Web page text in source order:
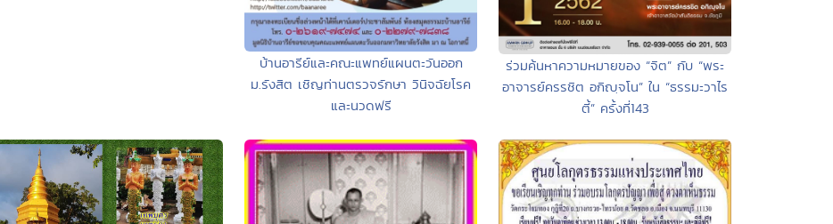
บ้านอารีย์และคณะแพทย์แผนตะวันออก
ม.รังสิต เชิญท่านตรวจรักษา วินิจฉัยโรค
และนวดฟรี
ร่วมค้นหาความหมายของ “จิต” กับ “พระ
อาจารย์ครรชิต อกิญฺจโน” ใน “ธรรมะวาไร
ตี้” ครั้งที่143